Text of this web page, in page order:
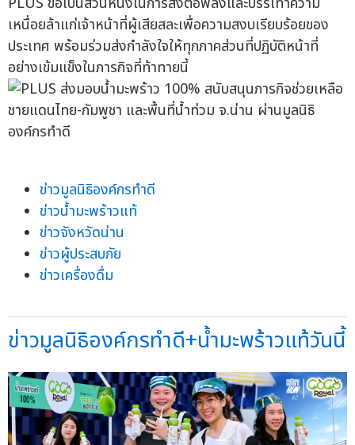
เหนื่อยล้าแก่เจ้าหน้าที่ผู้เสียสละเพื่อความสงบเรียบร้อยของ
ประเทศ พร้อมร่วมส่งกำลังใจให้ทุกภาคส่วนที่ปฏิบัติหน้าที่
อย่างเข้มแข็งในภารกิจที่ท้าทายนี้
ข่าวมูลนิธิองค์กรทำดี
ข่าวน้ำมะพร้าวแท้
ข่าวจังหวัดน่าน
ข่าวผู้ประสบภัย
ข่าวเครื่องดื่ม
ข่าวมูลนิธิองค์กรทำดี+น้ำมะพร้าวแท้วันนี้